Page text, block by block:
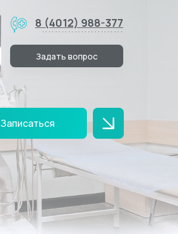
.........................
8 (4012) 988-377
Задать вопрос
Записаться